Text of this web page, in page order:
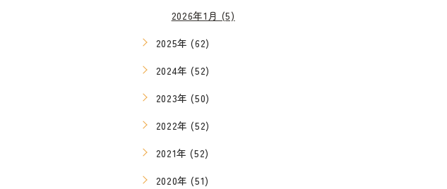
2026年1月 (5)
2025年 (62)
2024年 (52)
2023年 (50)
2022年 (52)
2021年 (52)
2020年 (51)